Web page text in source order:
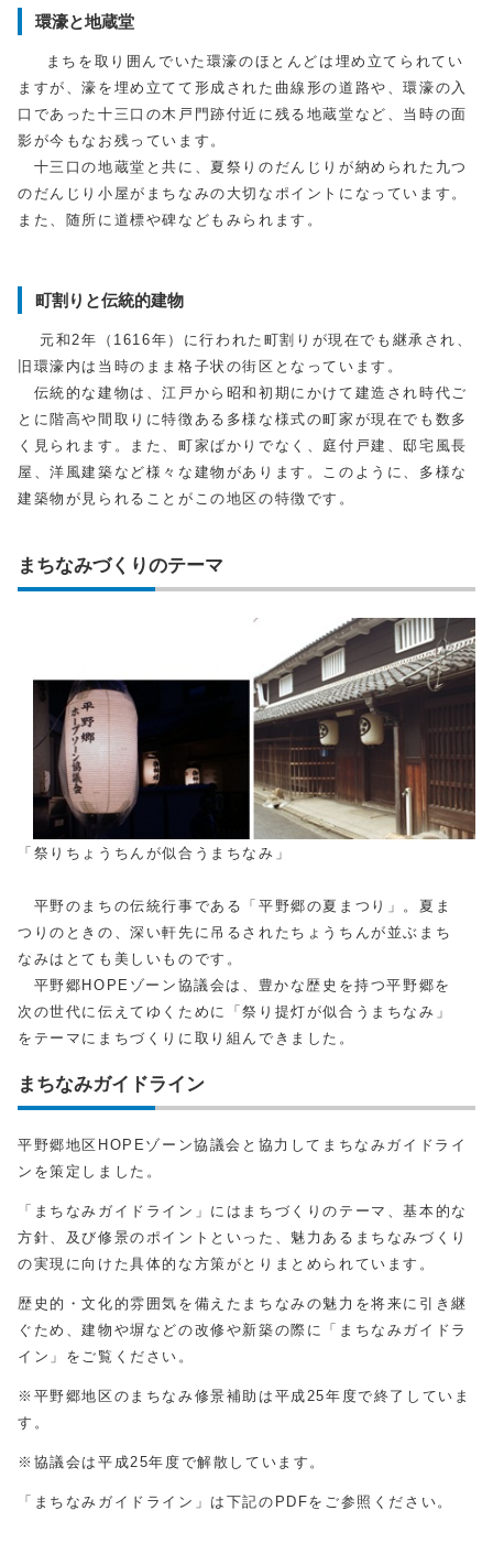
環濠と地蔵堂
まちを取り囲んでいた環濠のほとんどは埋め立てられてい
ますが、濠を埋め立てて形成された曲線形の道路や、環濠の入
口であった十三口の木戸門跡付近に残る地蔵堂など、当時の面
影が今もなお残っています。
十三口の地蔵堂と共に、夏祭りのだんじりが納められた九つ
のだんじり小屋がまちなみの大切なポイントになっています。
また、随所に道標や碑などもみられます。
町割りと伝統的建物
元和2年（1616年）に行われた町割りが現在でも継承され、
旧環濠内は当時のまま格子状の街区となっています。
伝統的な建物は、江戸から昭和初期にかけて建造され時代ご
とに階高や間取りに特徴ある多様な様式の町家が現在でも数多
く見られます。また、町家ばかりでなく、庭付戸建、邸宅風長
屋、洋風建築など様々な建物があります。このように、多様な
建築物が見られることがこの地区の特徴です。
まちなみづくりのテーマ
「祭りちょうちんが似合うまちなみ」
平野のまちの伝統行事である「平野郷の夏まつり」。夏ま
つりのときの、深い軒先に吊るされたちょうちんが並ぶまち
なみはとても美しいものです。
平野郷HOPEゾーン協議会は、豊かな歴史を持つ平野郷を
次の世代に伝えてゆくために「祭り提灯が似合うまちなみ」
をテーマにまちづくりに取り組んできました。
まちなみガイドライン
平野郷地区HOPEゾーン協議会と協力してまちなみガイドライ
ンを策定しました。
「まちなみガイドライン」にはまちづくりのテーマ、基本的な
方針、及び修景のポイントといった、魅力あるまちなみづくり
の実現に向けた具体的な方策がとりまとめられています。
歴史的・文化的雰囲気を備えたまちなみの魅力を将来に引き継
ぐため、建物や塀などの改修や新築の際に「まちなみガイドラ
イン」をご覧ください。
※平野郷地区のまちなみ修景補助は平成25年度で終了していま
す。
※協議会は平成25年度で解散しています。
「まちなみガイドライン」は下記のPDFをご参照ください。